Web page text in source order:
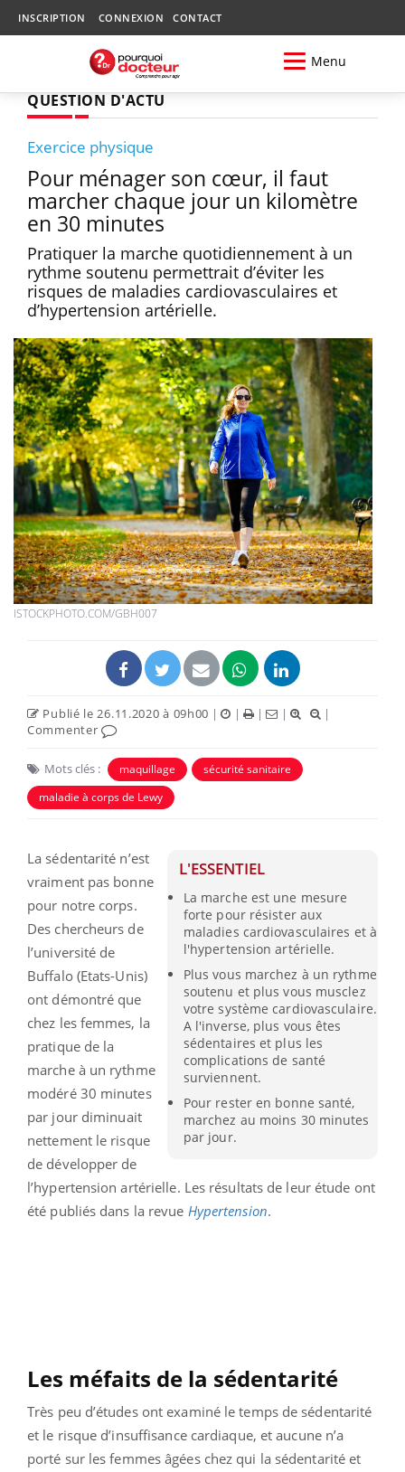
INSCRIPTION CONNEXION CONTACT
Menu
QUESTION D'ACTU
Exercice physique
Pour ménager son cœur, il faut
marcher chaque jour un kilomètre
en 30 minutes
Pratiquer la marche quotidiennement à un
rythme soutenu permettrait d’éviter les
risques de maladies cardiovasculaires et
d’hypertension artérielle.
ISTOCKPHOTO.COM/GBH007
Publié le 26.11.2020 à 09h00 | | | |
|
Commenter
Mots clés : maquillage
sécurité sanitaire
maladie à corps de Lewy
L'ESSENTIEL
La marche est une mesure
forte pour résister aux
maladies cardiovasculaires et à
l'hypertension artérielle.
Plus vous marchez à un rythme
soutenu et plus vous musclez
votre système cardiovasculaire.
A l'inverse, plus vous êtes
sédentaires et plus les
complications de santé
surviennent.
Pour rester en bonne santé,
marchez au moins 30 minutes
par jour.
La sédentarité n’est
vraiment pas bonne
pour notre corps.
Des chercheurs de
l’université de
Buffalo (Etats-Unis)
ont démontré que
chez les femmes, la
pratique de la
marche à un rythme
modéré 30 minutes
par jour diminuait
nettement le risque
de développer de
l’hypertension artérielle. Les résultats de leur étude ont
été publiés dans la revue Hypertension.
Les méfaits de la sédentarité
Très peu d’études ont examiné le temps de sédentarité
et le risque d’insuffisance cardiaque, et aucune n’a
porté sur les femmes âgées chez qui la sédentarité et